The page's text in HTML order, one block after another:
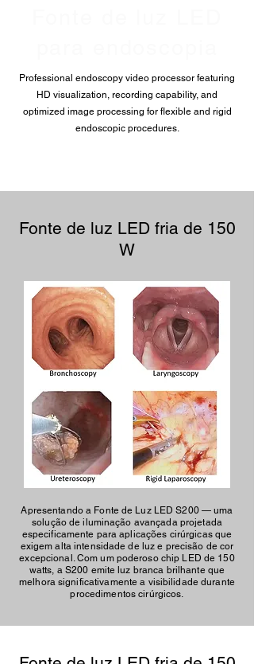
Professional endoscopy video processor featuring
HD visualization, recording capability, and
optimized image processing for flexible and rigid
endoscopic procedures.
Fonte de luz LED fria de 150
W
Apresentando a Fonte de Luz LED S200 — uma
solução de iluminação avançada projetada
especificamente para aplicações cirúrgicas que
exigem alta intensidade de luz e precisão de cor
excepcional. Com um poderoso chip LED de 150
watts, a S200 emite luz branca brilhante que
melhora significativamente a visibilidade durante
procedimentos cirúrgicos.